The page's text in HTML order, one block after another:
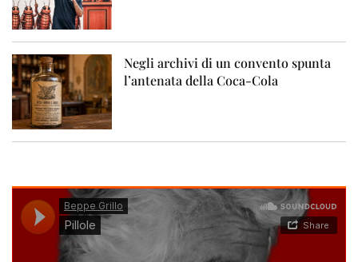
Negli archivi di un convento spunta
l’antenata della Coca-Cola